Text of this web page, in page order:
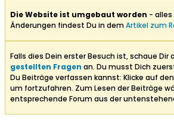
Die Website ist umgebaut worden -
Änderungen findest Du in demArtikel zum
Falls dies Dein erster Besuch ist, schaue Dir
gestellten Fragen an. Du musst Dich
Du Beiträge verfassen kannst: Klicke auf
um fortzufahren. Zum Lesen der Beiträge
entsprechende Forum aus der